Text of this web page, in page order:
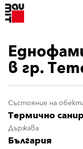
в гр.
Състояние на
Термично
Държава
България